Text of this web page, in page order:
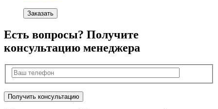
Заказать
Есть вопросы? Получите
консультацию менеджера